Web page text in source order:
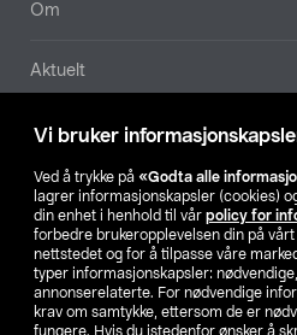
Vi bruker
Ved å trykke på «Godta alle
lagrer informasjonskapsler (cookies)
din enhet i henhold til vår policy for
forbedre brukeropplevelsen din på
nettstedet og for å tilpasse våre
typer informasjonskapsler:
annonserelaterte. For nødvendige
krav om samtykke, ettersom de er
fungere. Hvis du istedenfor ønsker å
Om
Aktuelt
Våre selskaper
Finn
SE NO